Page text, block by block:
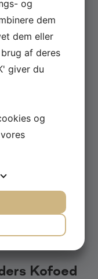
altså endelig
allerede nu
tage
og rapper med
Kofoed
og
dem
dem eller
af deres
giver du
og